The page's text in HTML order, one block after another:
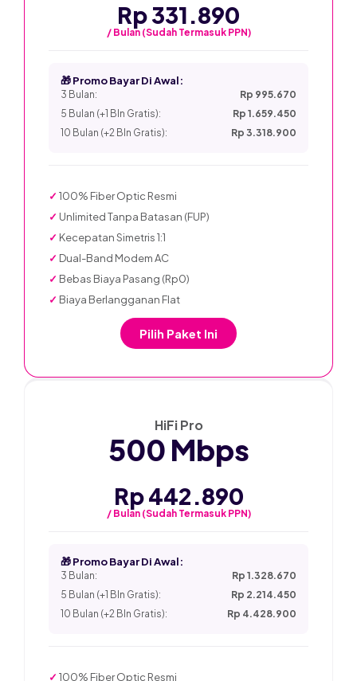
Rp 331.890
/ Bulan (Sudah Termasuk PPN)
🎁 Promo Bayar Di Awal:
3 Bulan:
Rp 995.670
5 Bulan (+1 Bln Gratis):
Rp 1.659.450
10 Bulan (+2 Bln Gratis):
Rp 3.318.900
✓ 100% Fiber Optic Resmi
✓ Unlimited Tanpa Batasan (FUP)
✓ Kecepatan Simetris 1:1
✓ Dual-Band Modem AC
✓ Bebas Biaya Pasang (Rp0)
✓ Biaya Berlangganan Flat
Pilih Paket Ini
HiFi Pro
500 Mbps
Rp 442.890
/ Bulan (Sudah Termasuk PPN)
🎁 Promo Bayar Di Awal:
3 Bulan:
Rp 1.328.670
5 Bulan (+1 Bln Gratis):
Rp 2.214.450
10 Bulan (+2 Bln Gratis):
Rp 4.428.900
✓ 100% Fiber Optic Resmi